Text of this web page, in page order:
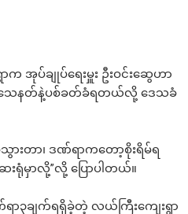
အုပ်ချုပ်ရေးမှူး ဦးဝင်းဆွေဟာ
သေနတ်နဲ့ပစ်ခတ်ခံရတယ်လို့ ဒေသခံ
းတာ၊ ဒဏ်ရာကတော့စိုးရိမ်ရ
မှာလို့”လို့ ပြောပါတယ်။
ာ၃ချက်ရရှိခဲ့တဲ့ လယ်ကြီးကျေးရွာ